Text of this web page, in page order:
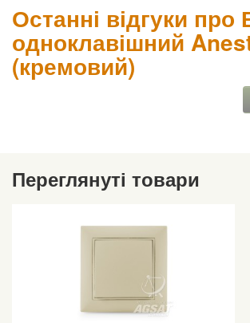
Останні відгуки про
одноклавішний
(кремовий)
Переглянуті товари